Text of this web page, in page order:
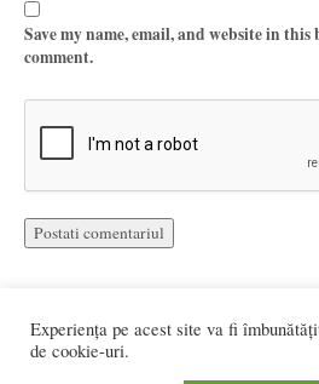
Save my name, email, and website in
comment.
Experiența pe acest site va fi
de cookie-uri.